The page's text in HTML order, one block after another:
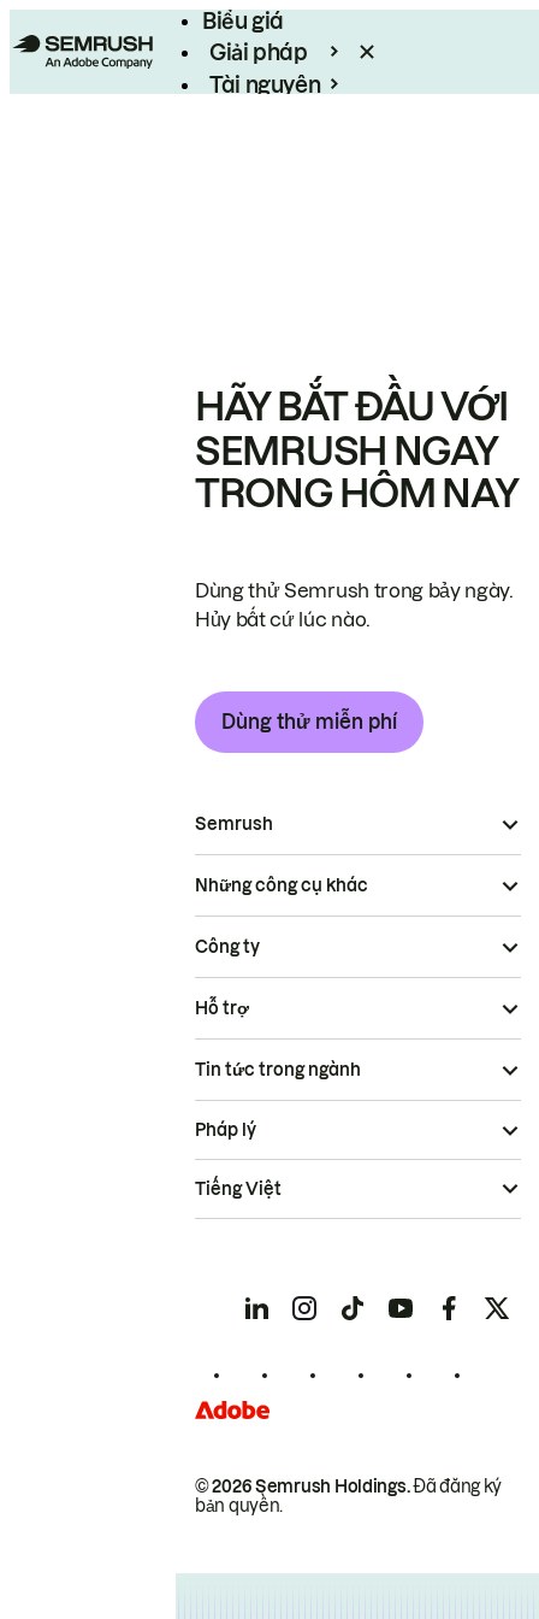
Biểu giá
Giải pháp
Tài nguyên
HÃY BẮT ĐẦU VỚI
SEMRUSH NGAY
TRONG HÔM NAY
Dùng thử Semrush trong bảy ngày.
Hủy bất cứ lúc nào.
Dùng thử miễn phí
Semrush
Những công cụ khác
Công ty
Hỗ trợ
Tin tức trong ngành
© 2026 Semrush Holdings.Đã đăng ký
bản quyền.
Pháp lý
Tiếng Việt